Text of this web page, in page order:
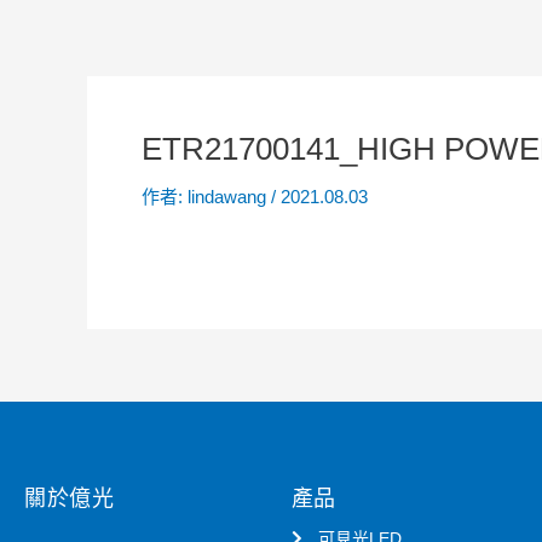
ETR21700141_HIGH
作者: lindawang / 2021.08.03
關於億光 產品